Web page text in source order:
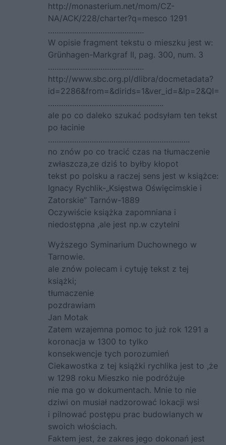
http://monasterium.net/mom/CZ-
NA/ACK/228/charter?q=mesco 1291
……………………………………..
W opisie fragment tekstu o mieszku jest w:
Grünhagen-Markgraf II, pag. 300, num. 3
……………………………………..
http://www.sbc.org.pl/dlibra/docmetadata?
id=2286&from=&dirids=1&ver_id=&lp=2&QI=
……………………………………………..
ale po co daleko szukać podsyłam ten tekst
po łacinie
………………………………………………………..
no znów po co tracić czas na tłumaczenie
zwłaszcza,ze dziś to byłby kłopot
tekst po polsku a raczej sens jest w książce:
Ignacy Rychlik-„Księstwa Oświęcimskie i
Zatorskie” Tarnów-1889
Oczywiście książka zapomniana i
niedostępna ,ale jest np.w czytelni
Wyższego Syminarium Duchownego w
Tarnowie.
ale znów polecam i cytuję tekst z tej
książki;
tłumaczenie
pozdrawiam
Jan Motak
Zatem wzajemna pomoc to już rok 1291 a
koronacja w 1300 to tylko
konsekwencje tych porozumień
Ciekawostka z tej książki rychlika jest to ,że
w 1298 roku Mieszko nie podróżuje
nie ma go w dokumentach. Mnie to nie
dziwi on musiał nadzorować lokacji wsi
i pilnować postępu prac budowlanych w
swoich włościach.
Faktem jest, że zakres jego dokonań jest